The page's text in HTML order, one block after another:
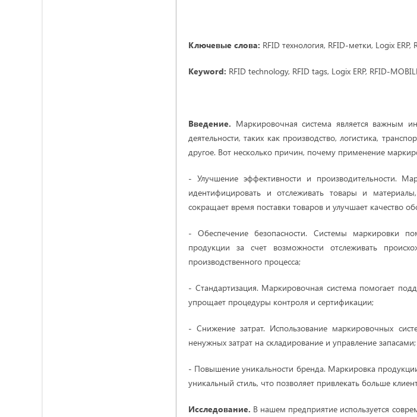
Ключевые слова: RFID технология, RFID-метки, Logix ERP,
Keyword: RFID technology, RFID tags, Logix ERP, RFID-
Введение. Маркировочная система является важным
деятельности, таких как производство, логистика,
другое. Вот несколько причин, почему применение
- Улучшение эффективности и производительности.
идентифицировать и отслеживать товары и
сокращает время поставки товаров и улучшает качество
- Обеспечение безопасности. Системы маркировки
продукции за счет возможности отслеживать
производственного процесса;
- Стандартизация. Маркировочная система помогает
упрощает процедуры контроля и сертификации;
- Снижение затрат. Использование маркировочных
ненужных затрат на складирование и управление запасами;
- Повышение уникальности бренда. Маркировка
уникальный стиль, что позволяет привлекать больше
Исследование. В нашем предприятие используется